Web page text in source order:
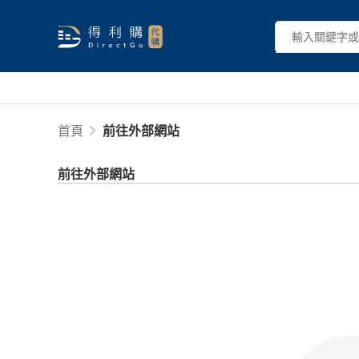
首頁 前往外部網站
前往外部網站